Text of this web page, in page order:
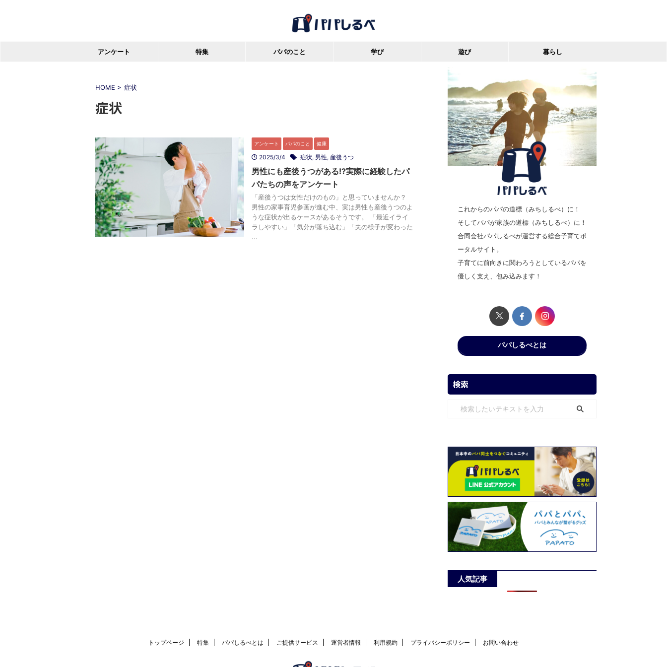
アンケート 特集 パパのこと 学び 遊び 暮らし
HOME > 症状
症状
アンケート パパのこと 健康
2025/3/4 症状, 男性, 産後うつ
男性にも産後うつがある!?実際に経験したパ
パたちの声をアンケート
「産後うつは女性だけのもの」と思っていませんか？
男性の家事育児参画が進む中、実は男性も産後うつのよ
うな症状が出るケースがあるそうです。 「最近イライ
ラしやすい」「気分が落ち込む」「夫の様子が変わった
...
これからのパパの道標（みちしるべ）に！
そしてパパが家族の道標（みちしるべ）に！
合同会社パパしるべが運営する総合子育てポ
ータルサイト。
子育てに前向きに関わろうとしているパパを
優しく支え、包み込みます！
パパしるべとは
検索
人気記事
トップページ 特集 パパしるべとは ご提供サービス 運営者情報 利用規約 プライバシーポリシー お問い合わせ